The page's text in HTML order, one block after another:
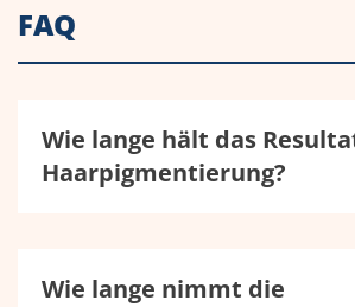
FAQ
Wie lange hält das
Haarpigmentierung?
Wie lange nimmt die